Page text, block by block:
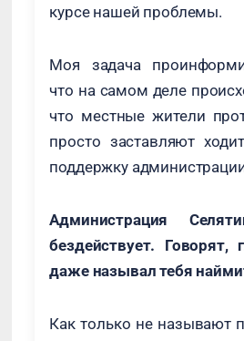
курсе нашей проблемы.
Моя задача
что на самом деле
что местные жители
просто заставляют
поддержку
Администрация
бездействует. Говорят,
даже называл тебя
Как только не называют